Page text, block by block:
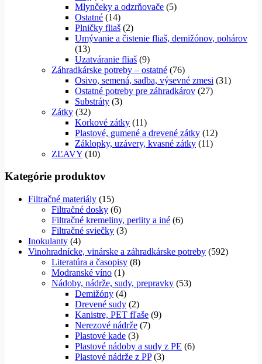
Mlynčeky a odzrňovače (5)
Ostatné (14)
Plničky fliaš (2)
Umývanie a čistenie fliaš, demižónov, pohárov
(13)
Uzatváranie fliaš (9)
Záhradkárske potreby – ostatné (76)
Osivo, semená, sadba, výsevné zmesi (31)
Ostatné potreby pre záhradkárov (27)
Substráty (3)
Zátky (32)
Korkové zátky (11)
Plastové, gumené a drevené zátky (12)
Záklopky, uzávery, kvasné zátky (11)
ZĽAVY (10)
Kategórie produktov
Filtračné materiály (15)
Filtračné dosky (6)
Filtračné kremeliny, perlity a iné (6)
Filtračné sviečky (3)
Inokulanty (4)
Vinohradnícke, vinárske a záhradkárske potreby (592)
Literatúra a časopisy (8)
Modranské víno (1)
Nádoby, nádrže, sudy, prepravky (53)
Demižóny (4)
Drevené sudy (2)
Kanistre, PET fľaše (9)
Nerezové nádrže (7)
Plastové kade (3)
Plastové nádoby a sudy z PE (6)
Plastové nádrže z PP (3)